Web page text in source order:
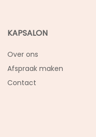
KAPSALON
Over ons
Afspraak maken
Contact